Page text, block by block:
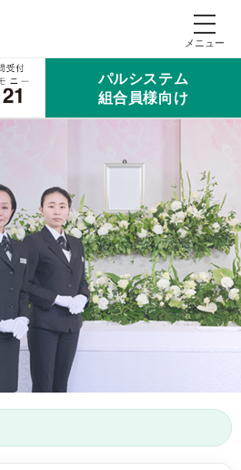
パルシステム
組合員様向け